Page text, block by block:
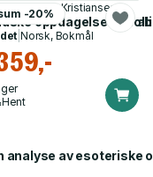
Ibsens Kejser og
-20%
Inge S. Kristiansen
oppdagelser -
|Norsk, Bokmål
analyse av